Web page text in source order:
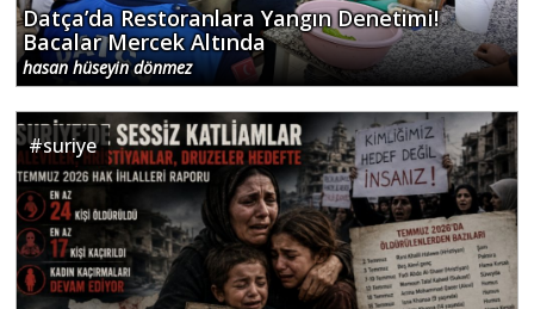
Datça’da Restoranlara Yangın Denetimi!
Bacalar Mercek Altında
hasan hüseyin dönmez
#suriye